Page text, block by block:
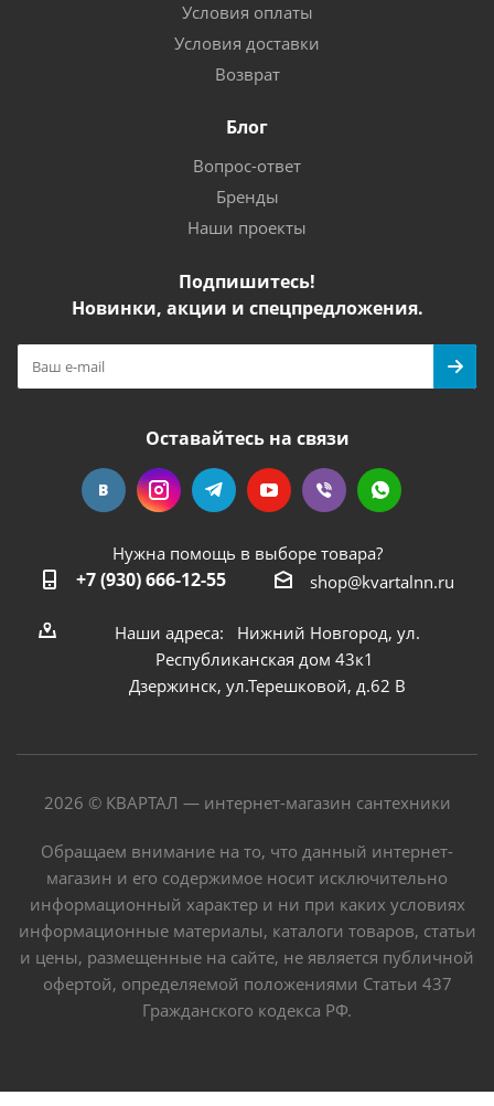
Условия оплаты
Условия доставки
Возврат
Блог
Вопрос-ответ
Бренды
Наши проекты
Подпишитесь!
Новинки, акции и спецпредложения.
Оставайтесь на связи
Нужна помощь в выборе товара?
+7 (930) 666-12-55 shop@kvartalnn.ru
Наши адреса: Нижний Новгород, ул.
Республиканская дом 43к1
Дзержинск, ул.Терешковой, д.62 В
2026 © КВАРТАЛ — интернет-магазин сантехники
Обращаем внимание на то, что данный интернет-
магазин и его содержимое носит исключительно
информационный характер и ни при каких условиях
информационные материалы, каталоги товаров, статьи
и цены, размещенные на сайте, не является публичной
офертой, определяемой положениями Статьи 437
Гражданского кодекса РФ.